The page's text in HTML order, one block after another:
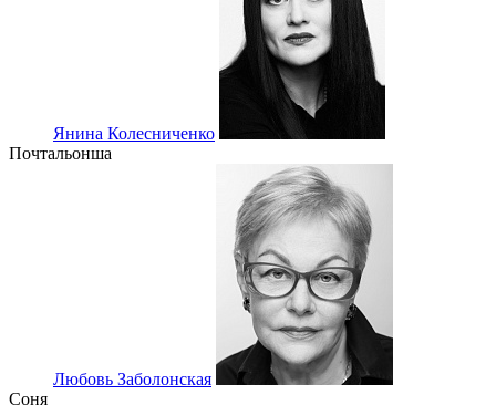
Янина Колесниченко
Почтальонша
Любовь Заболонская
Соня